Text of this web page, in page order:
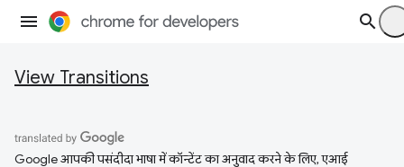
View Transitions
Google आपकी पसंदीदा भाषा में कॉन्टेंट का अनुवाद करने के लिए, एआई